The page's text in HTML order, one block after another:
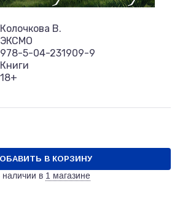
Колочкова В.
ЭКСМО
978-5-04-231909-9
Книги
18+
В КОРЗИНУ
наличии в 1 магазине